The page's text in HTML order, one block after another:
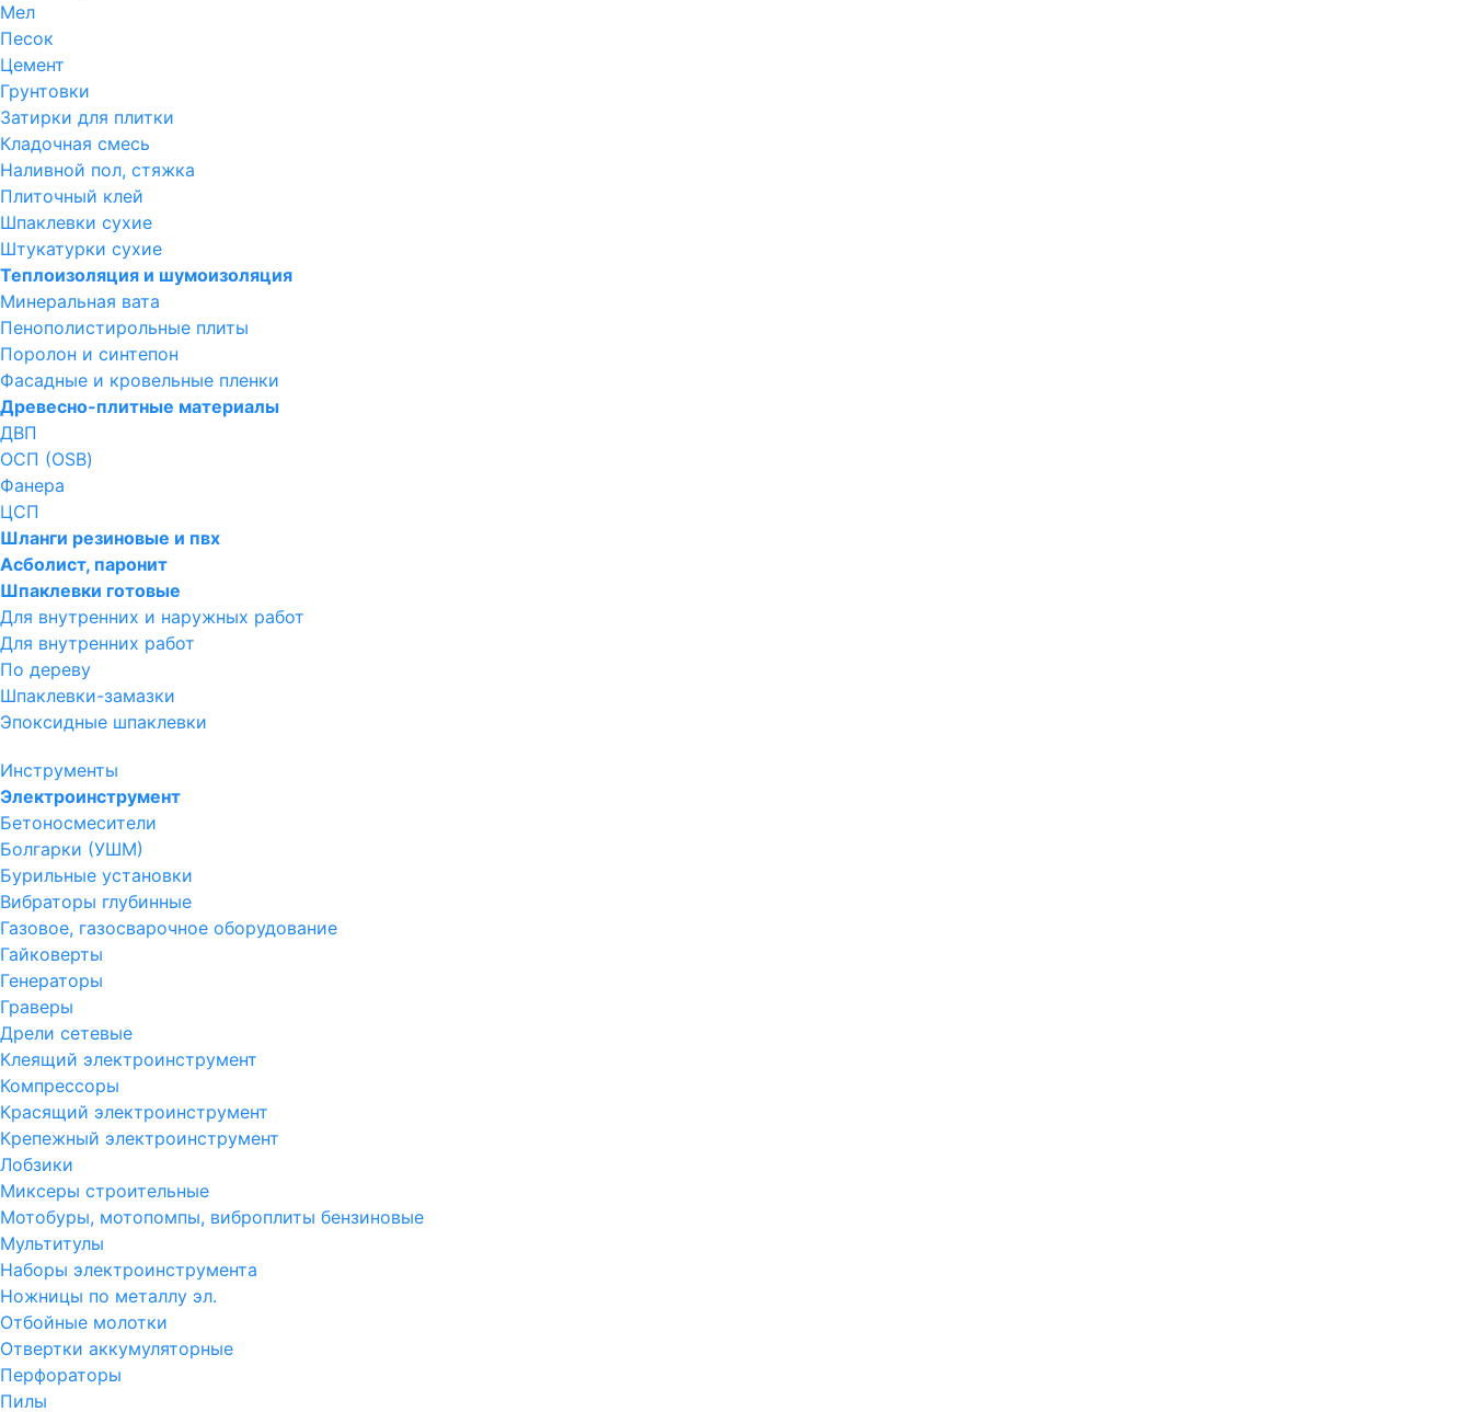
Мел
Песок
Цемент
Грунтовки
Затирки для плитки
Кладочная смесь
Наливной пол, стяжка
Плиточный клей
Шпаклевки сухие
Штукатурки сухие
Теплоизоляция и шумоизоляция
Минеральная вата
Пенополистирольные плиты
Поролон и синтепон
Фасадные и кровельные пленки
Древесно-плитные материалы
ДВП
ОСП (OSB)
Фанера
ЦСП
Шланги резиновые и пвх
Асболист, паронит
Шпаклевки готовые
Для внутренних и наружных работ
Для внутренних работ
По дереву
Шпаклевки-замазки
Эпоксидные шпаклевки
Инструменты
Электроинструмент
Бетоносмесители
Болгарки (УШМ)
Бурильные установки
Вибраторы глубинные
Газовое, газосварочное оборудование
Гайковерты
Генераторы
Граверы
Дрели сетевые
Клеящий электроинструмент
Компрессоры
Красящий электроинструмент
Крепежный электроинструмент
Лобзики
Миксеры строительные
Мотобуры, мотопомпы, виброплиты бензиновые
Мультитулы
Наборы электроинструмента
Ножницы по металлу эл.
Отбойные молотки
Отвертки аккумуляторные
Перфораторы
Пилы